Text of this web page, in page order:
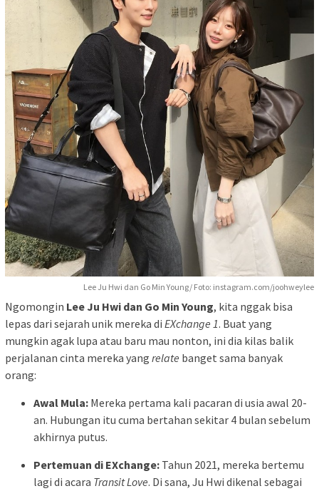
Lee Ju Hwi dan Go Min Young/ Foto: instagram.com/joohweylee
Ngomongin Lee Ju Hwi dan Go Min Young, kita nggak bisa
lepas dari sejarah unik mereka di EXchange 1. Buat yang
mungkin agak lupa atau baru mau nonton, ini dia kilas balik
perjalanan cinta mereka yang relate banget sama banyak
orang:
Awal Mula: Mereka pertama kali pacaran di usia awal 20-
an. Hubungan itu cuma bertahan sekitar 4 bulan sebelum
akhirnya putus.
Pertemuan di EXchange: Tahun 2021, mereka bertemu
lagi di acara Transit Love. Di sana, Ju Hwi dikenal sebagai